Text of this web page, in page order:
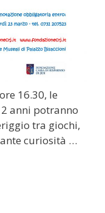
16.30, le
anni potranno
tra giochi,
curiosità …